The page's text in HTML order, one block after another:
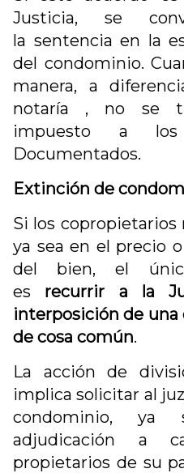
Justicia, se
la sentencia en la
del condominio.
manera, a
notaría , no se
impuesto a los
Documentados.
Extinción de
Si los copropietarios
ya sea en el precio
del bien, el
es recurrir a la
interposición de
de cosa común.
La acción de
implica solicitar al
condominio, ya
adjudicación a
propietarios de su